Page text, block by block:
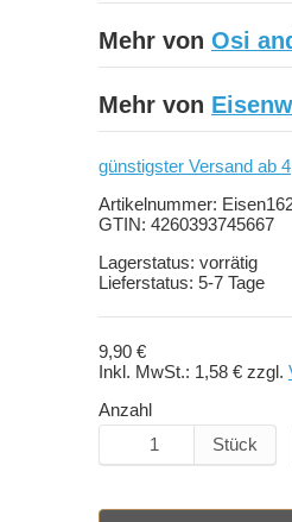
Mehr von Osi
Mehr von
günstigster Versand ab
Artikelnummer:
GTIN: 4260393745667
Lagerstatus: vorrätig
Lieferstatus: 5-7 Tage
9,90 €
Inkl. MwSt.: 1,58 €zzgl.
Anzahl
Stück